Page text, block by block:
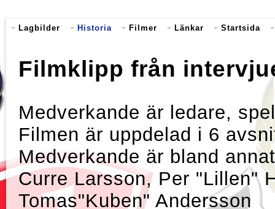
Lagbilder Historia Filmer Länkar Startsida
Filmklipp från
Medverkande är ledare,
Filmen är uppdelad i 6
Medverkande är bland annat
Curre Larsson, Per "Lillen"
Tomas"Kuben" Andersson